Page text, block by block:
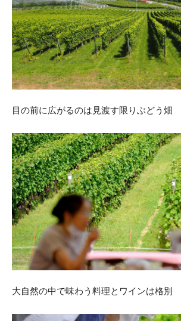
目の前に広がるのは見渡す限りぶどう畑
大自然の中で味わう料理とワインは格別